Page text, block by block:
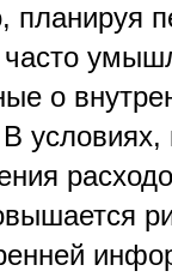
планируя
о